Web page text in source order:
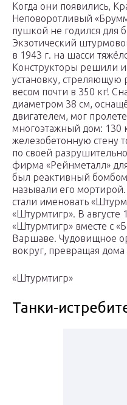
Когда они появились,
Неповоротливый
пушкой не годился для
Экзотический
в 1943 г. на шасси
Конструкторы решили
установку,
весом почти в 350 кг!
диаметром 38 см,
двигателем, мог
многоэтажный дом: 130
железобетонную стену
по своей
фирма «Рейнметалл»
был реактивный
называли его
стали именовать
«Штурмтигр». В августе
«Штурмтигр» вместе с
Варшаве. Чудовищное
вокруг, превращая
«Штурмтигр»
Танки-